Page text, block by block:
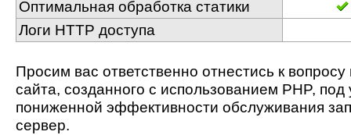
Оптимальная обработка статики
Логи HTTP доступа
Просим вас ответственно отнестись к
сайта, созданного с использованием PHP,
пониженной эффективности обслуживания
сервер.